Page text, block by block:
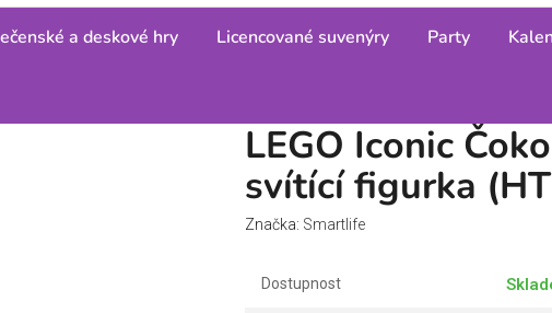
a deskové hry Licencované suvenýry Party
LEGO Iconic
svítící figurka
Značka: Smartlife
Dostupnost